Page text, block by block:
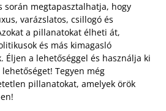
során megtapasztalhatja, hogy
varázslatos, csillogó és
a pillanatokat élheti át,
és más kimagasló
Éljen a lehetőséggel és használja ki
Tegyen még
pillanatokat, amelyek örök